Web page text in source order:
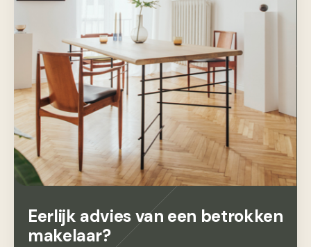
Eerlijk advies van een betrokken
makelaar?